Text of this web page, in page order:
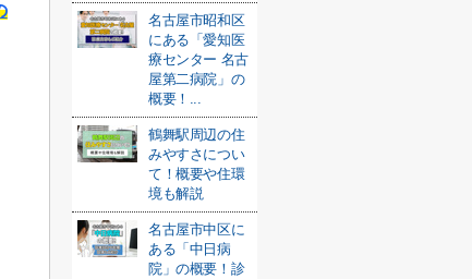
名古屋市昭和区
にある「愛知医
療センター 名古
屋第二病院」の
概要！...
鶴舞駅周辺の住
みやすさについ
て！概要や住環
境も解説
名古屋市中区に
ある「中日病
院」の概要！診